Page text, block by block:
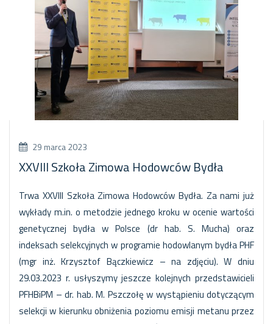
29 marca 2023
XXVIII Szkoła Zimowa Hodowców Bydła
Trwa XXVIII Szkoła Zimowa Hodowców Bydła. Za nami już
wykłady m.in. o metodzie jednego kroku w ocenie wartości
genetycznej bydła w Polsce (dr hab. S. Mucha) oraz
indeksach selekcyjnych w programie hodowlanym bydła PHF
(mgr inż. Krzysztof Bączkiewicz – na zdjęciu). W dniu
29.03.2023 r. usłyszymy jeszcze kolejnych przedstawicieli
PFHBiPM – dr. hab. M. Pszczołę w wystąpieniu dotyczącym
selekcji w kierunku obniżenia poziomu emisji metanu przez